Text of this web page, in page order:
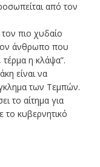
από τον
πιο χυδαίο
άνθρωπο που
η κλάψα”.
είναι να
των Τεμπών.
το αίτημα για
το κυβερνητικό